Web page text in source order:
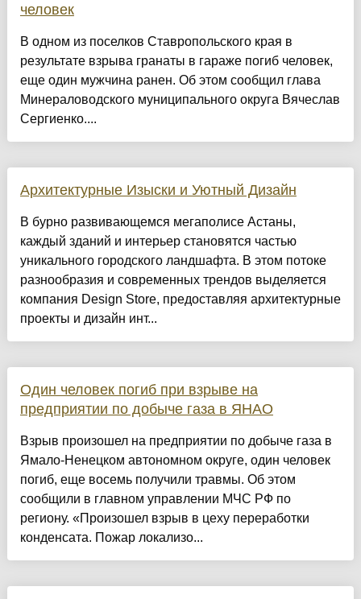
человек
В одном из поселков Ставропольского края в
результате взрыва гранаты в гараже погиб человек,
еще один мужчина ранен. Об этом сообщил глава
Минераловодского муниципального округа Вячеслав
Сергиенко....
Архитектурные Изыски и Уютный Дизайн
​В бурно развивающемся мегаполисе Астаны,
каждый зданий и интерьер становятся частью
уникального городского ландшафта. В этом потоке
разнообразия и современных трендов выделяется
компания Design Store, предоставляя архитектурные
проекты и дизайн инт...
Один человек погиб при взрыве на
предприятии по добыче газа в ЯНАО
Взрыв произошел на предприятии по добыче газа в
Ямало-Ненецком автономном округе, один человек
погиб, еще восемь получили травмы. Об этом
сообщили в главном управлении МЧС РФ по
региону. «Произошел взрыв в цеху переработки
конденсата. Пожар локализо...